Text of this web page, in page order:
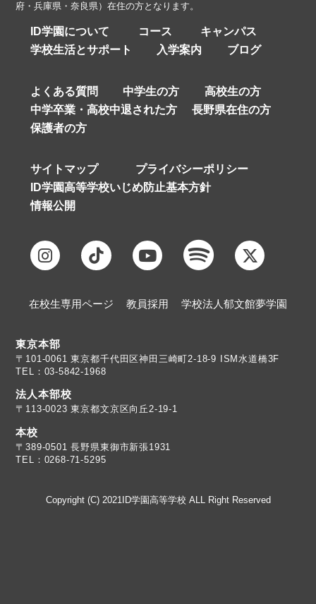
府・兵庫県・奈良県）在住の方となります。
ID学園について コース
キャンパス
学校生活とサポート
入学案内 ブログ
よくある質問 中学生の方
高校生の方
中学卒業・高校中退された方
長野県在住の方
保護者の方
サイトマップ
プライバシーポリシー
ID学園高等学校いじめ防止基本方針
情報公開
在校生専用ページ 教員採用 学校法人郁文館夢学園
東京本部
TEL：03-5842-1968
法人本部校
〒113-0023 東京都文京区向丘2-19-1
本校
TEL：0268-71-5295
Copyright (C) 2021ID学園高等学校 ALL Right Reserved